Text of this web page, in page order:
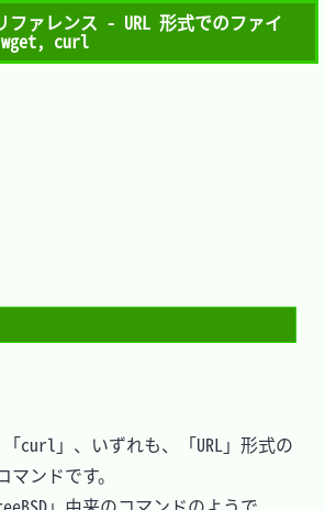
ァレンス - URL 形式でのファイ
curl
curl」、いずれも、「URL」形式の
ンドです。